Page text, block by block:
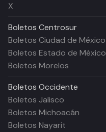
X
Boletos Centrosur
Boletos Ciudad de México
Boletos Estado de México
Boletos Morelos
Boletos Occidente
Boletos Jalisco
Boletos Michoacán
Boletos Nayarit